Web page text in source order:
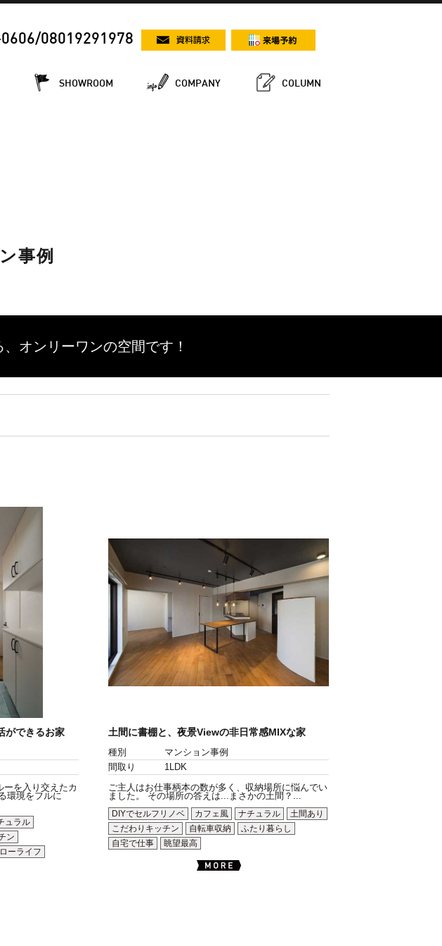
08019291978
SHOWROOM COMPANY COLUMN
事例
オンリーワンの空間です！
ができるお家
ーを入り交えたカ
環境をフルに
ュラル
ン
ーライフ
土間に書棚と、夜景Viewの非日常感MIXな家
種別
マンション事例
間取り
1LDK
ご主人はお仕事柄本の数が多く、収納場所に悩んでい
ました。 その場所の答えは...まさかの土間？...
DIYでセルフリノベ
カフェ風 ナチュラル
土間あり
こだわりキッチン
自転車収納
ふたり暮らし
自宅で仕事
眺望最高